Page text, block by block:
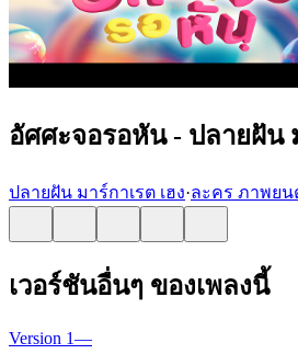
อัศศะจอรอหัน - ปลายฝัน
ปลายฝัน มาร์กาเรต เฮง·ละคร ภาพยน
เวอร์ชันอื่นๆ ของเพลงนี้
Version 1—